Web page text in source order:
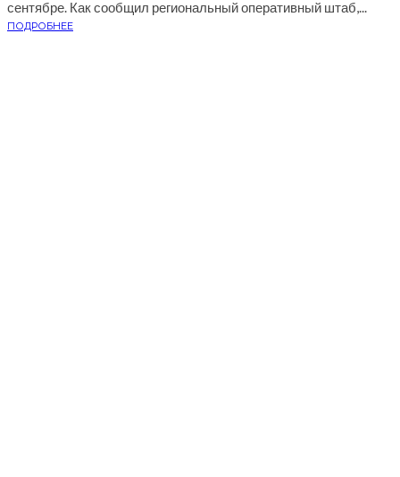
сентябре. Как сообщил региональный оперативный штаб,...
ПОДРОБНЕЕ